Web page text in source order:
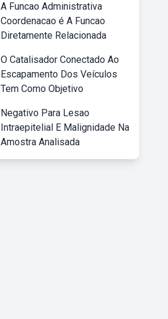
A Funcao Administrativa
Coordenacao é A Funcao
Diretamente Relacionada
O Catalisador Conectado Ao
Escapamento Dos Veículos
Tem Como Objetivo
Negativo Para Lesao
Intraepitelial E Malignidade Na
Amostra Analisada